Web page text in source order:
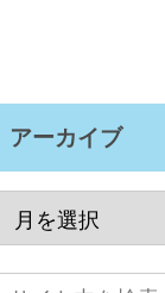
アーカイブ